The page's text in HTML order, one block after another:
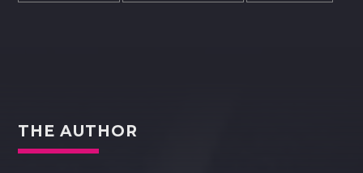
THE AUTHOR